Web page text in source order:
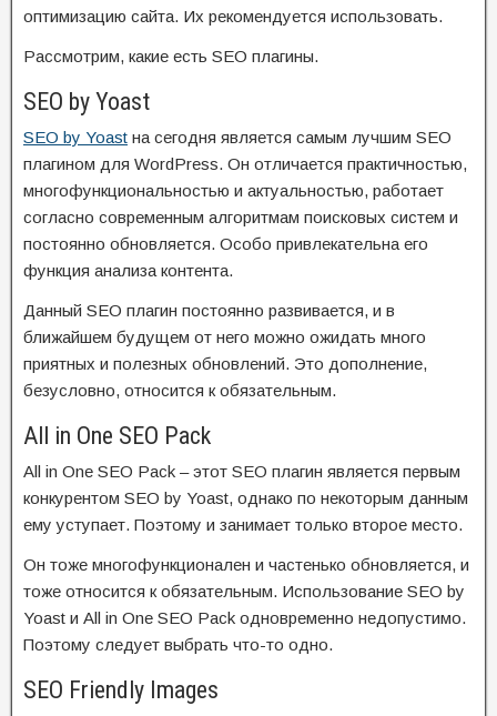
оптимизацию сайта. Их рекомендуется использовать.
Рассмотрим, какие есть SEO плагины.
SEO by Yoast
SEO by Yoast на сегодня является самым лучшим SEO
плагином для WordPress. Он отличается практичностью,
многофункциональностью и актуальностью, работает
согласно современным алгоритмам поисковых систем и
постоянно обновляется. Особо привлекательна его
функция анализа контента.
Данный SEO плагин постоянно развивается, и в
ближайшем будущем от него можно ожидать много
приятных и полезных обновлений. Это дополнение,
безусловно, относится к обязательным.
All in One SEO Pack
All in One SEO Pack – этот SEO плагин является первым
конкурентом SEO by Yoast, однако по некоторым данным
ему уступает. Поэтому и занимает только второе место.
Он тоже многофункционален и частенько обновляется, и
тоже относится к обязательным. Использование SEO by
Yoast и All in One SEO Pack одновременно недопустимо.
Поэтому следует выбрать что-то одно.
SEO Friendly Images